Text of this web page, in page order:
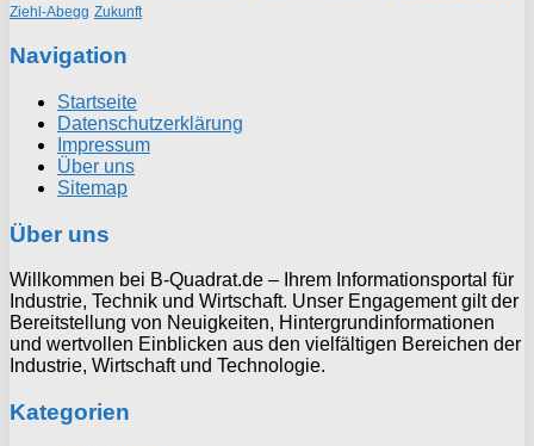
Ziehl-Abegg Zukunft
Navigation
Startseite
Datenschutzerklärung
Impressum
Über uns
Sitemap
Über uns
Willkommen bei B-Quadrat.de – Ihrem Informationsportal für
Industrie, Technik und Wirtschaft. Unser Engagement gilt der
Bereitstellung von Neuigkeiten, Hintergrundinformationen
und wertvollen Einblicken aus den vielfältigen Bereichen der
Industrie, Wirtschaft und Technologie.
Kategorien